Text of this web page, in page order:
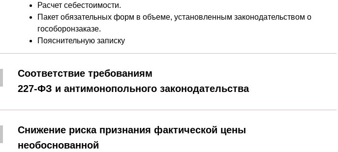
Соответствие требованиям
227-ФЗ и антимонопольного законодательства
Снижение риска признания фактической цены
необоснованной
Расчет себестоимости.
Пакет обязательных форм в объеме, установленным законодательством о
гособоронзаказе.
Пояснительную записку